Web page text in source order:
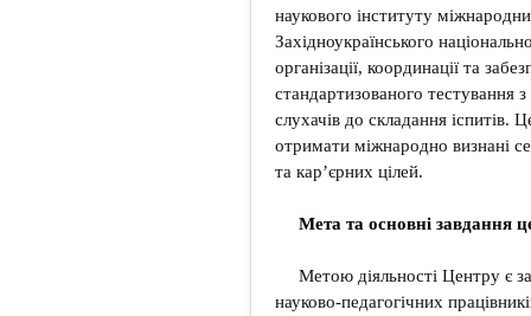
наукового інституту
Західноукраїнського
організації, координації та
стандартизованого тестування
слухачів до складання іспитів.
отримати міжнародно визнані
та кар’єрних цілей.
Мета та основні завдання
Метою діяльності Центру є
науково-педагогічних